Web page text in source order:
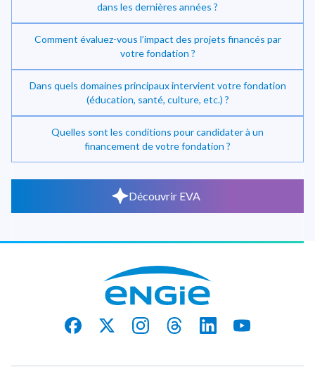
dans les dernières années ?
Comment évaluez-vous l’impact des projets financés par
votre fondation ?
Dans quels domaines principaux intervient votre fondation
(éducation, santé, culture, etc.) ?
Quelles sont les conditions pour candidater à un
financement de votre fondation ?
Découvrir EVA